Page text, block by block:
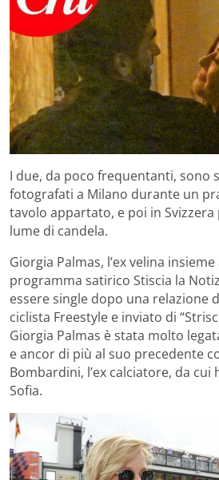
I due, da poco frequentanti, sono
fotografati a Milano durante un
tavolo appartato, e poi in
lume di candela.
Giorgia Palmas, l’ex velina
programma satirico Stiscia la
essere single dopo una relazione
ciclista Freestyle e inviato di
Giorgia Palmas è stata molto
e ancor di più al suo precedente
Bombardini, l’ex calciatore, da cui
Sofia.